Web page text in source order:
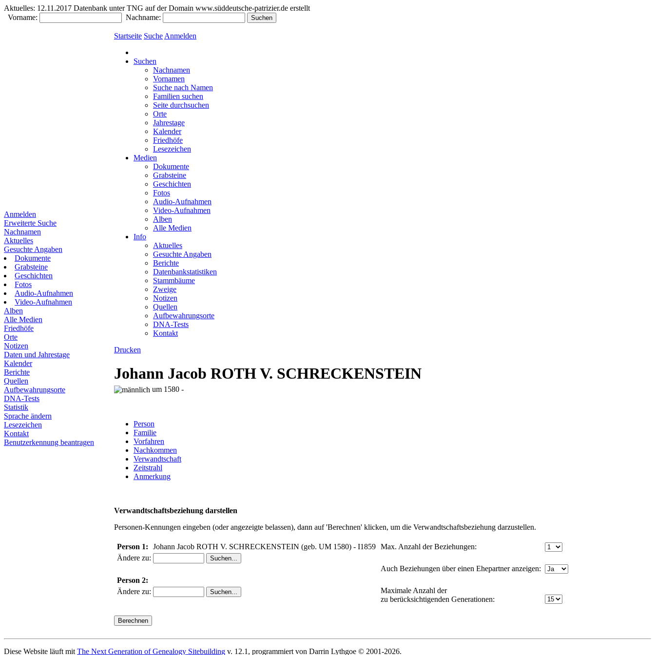
Aktuelles: 12.11.2017 Datenbank unter TNG auf der Domain www.süddeutsche-patrizier.de erstellt
Vorname:
Nachname:
Anmelden
Erweiterte Suche
Nachnamen
Aktuelles
Gesuchte Angaben
Dokumente
Grabsteine
Geschichten
Fotos
Audio-Aufnahmen
Video-Aufnahmen
Alben
Alle Medien
Friedhöfe
Orte
Notizen
Daten und Jahrestage
Kalender
Berichte
Quellen
Aufbewahrungsorte
DNA-Tests
Statistik
Sprache ändern
Lesezeichen
Kontakt
Benutzerkennung beantragen
Startseite Suche Anmelden
Suchen
Nachnamen
Vornamen
Suche nach Namen
Familien suchen
Seite durchsuchen
Orte
Jahrestage
Kalender
Friedhöfe
Lesezeichen
Medien
Dokumente
Grabsteine
Geschichten
Fotos
Audio-Aufnahmen
Video-Aufnahmen
Alben
Alle Medien
Info
Aktuelles
Gesuchte Angaben
Berichte
Datenbankstatistiken
Stammbäume
Zweige
Notizen
Quellen
Aufbewahrungsorte
DNA-Tests
Kontakt
Drucken
Johann Jacob ROTH V. SCHRECKENSTEIN
um 1580 -
Person
Familie
Vorfahren
Nachkommen
Verwandtschaft
Zeitstrahl
Anmerkung
Verwandtschaftsbeziehung darstellen
Personen-Kennungen eingeben (oder angezeigte belassen), dann auf 'Berechnen' klicken, um die Verwandtschaftsbeziehung darzustellen.
Person 1:
Johann Jacob ROTH V. SCHRECKENSTEIN (geb. UM 1580) - I1859
Ändere zu:
Person 2:
Ändere zu:
Max. Anzahl der Beziehungen:
Auch Beziehungen über einen Ehepartner anzeigen:
Maximale Anzahl der
zu berücksichtigenden Generationen:
Diese Website läuft mit The Next Generation of Genealogy Sitebuilding v. 12.1, programmiert von Darrin Lythgoe © 2001-2026.